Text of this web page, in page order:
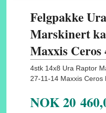
Felgpakke
Marskinert
Maxxis Ceros
4stk 14x8 Ura Raptor
27-11-14 Maxxis Ceros
NOK20